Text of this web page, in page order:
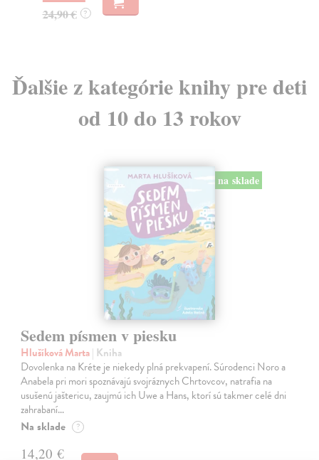
24,90 € ?
Ďalšie z kategórie knihy pre deti
od 10 do 13 rokov
na sklade
Sedem písmen v piesku
Hlušíková Marta| Kniha
Dovolenka na Kréte je niekedy plná prekvapení. Súrodenci Noro a
Anabela pri mori spoznávajú svojráznych Chrtovcov, natrafia na
usušenú jaštericu, zaujmú ich Uwe a Hans, ktorí sú takmer celé dni
zahrabaní…
Na sklade ?
14,20 €